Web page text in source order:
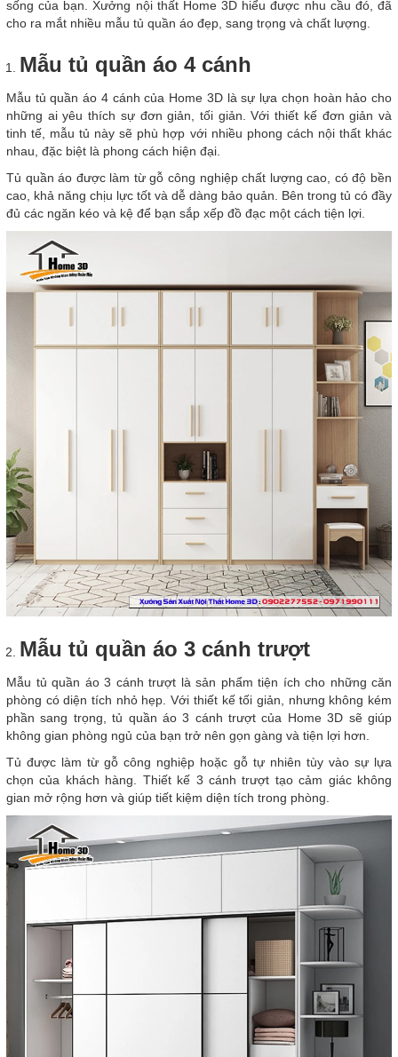
sống của bạn. Xưởng nội thất Home 3D hiểu được nhu cầu đó, đã
cho ra mắt nhiều mẫu tủ quần áo đẹp, sang trọng và chất lượng.
Mẫu tủ quần áo 4 cánh
Mẫu tủ quần áo 4 cánh của Home 3D là sự lựa chọn hoàn hảo cho
những ai yêu thích sự đơn giản, tối giản. Với thiết kế đơn giản và
tinh tế, mẫu tủ này sẽ phù hợp với nhiều phong cách nội thất khác
nhau, đặc biệt là phong cách hiện đại.
Tủ quần áo được làm từ gỗ công nghiệp chất lượng cao, có độ bền
cao, khả năng chịu lực tốt và dễ dàng bảo quản. Bên trong tủ có đầy
đủ các ngăn kéo và kệ để bạn sắp xếp đồ đạc một cách tiện lợi.
Mẫu tủ quần áo 3 cánh trượt
Mẫu tủ quần áo 3 cánh trượt là sản phẩm tiện ích cho những căn
phòng có diện tích nhỏ hẹp. Với thiết kế tối giản, nhưng không kém
phần sang trọng, tủ quần áo 3 cánh trượt của Home 3D sẽ giúp
không gian phòng ngủ của bạn trở nên gọn gàng và tiện lợi hơn.
Tủ được làm từ gỗ công nghiệp hoặc gỗ tự nhiên tùy vào sự lựa
chọn của khách hàng. Thiết kế 3 cánh trượt tạo cảm giác không
gian mở rộng hơn và giúp tiết kiệm diện tích trong phòng.